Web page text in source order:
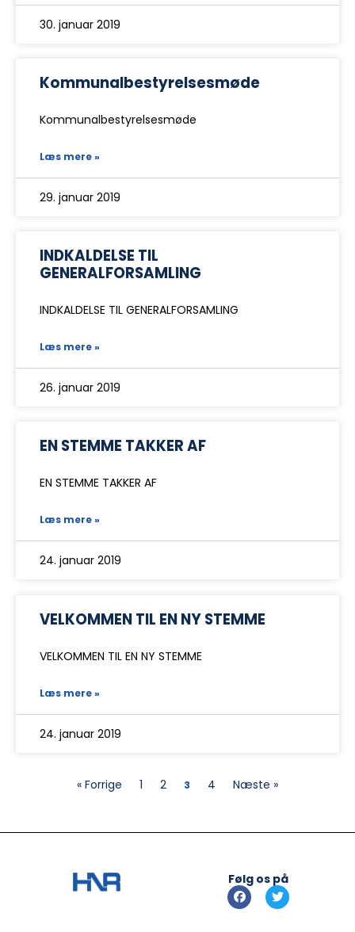
30. januar 2019
Kommunalbestyrelsesmøde
Kommunalbestyrelsesmøde
Læs mere »
29. januar 2019
INDKALDELSE TIL
GENERALFORSAMLING
INDKALDELSE TIL GENERALFORSAMLING
Læs mere »
26. januar 2019
EN STEMME TAKKER AF
EN STEMME TAKKER AF
Læs mere »
24. januar 2019
VELKOMMEN TIL EN NY STEMME
VELKOMMEN TIL EN NY STEMME
Læs mere »
24. januar 2019
« Forrige 1 2 3 4 Næste »
Følg os på